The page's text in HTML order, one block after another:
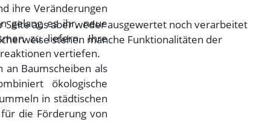
ihre Veränderungen
gelang es ihr, neue
zu liefern. Ihre
vertiefen.
an Baumscheiben als
ökologische
in städtischen
die Förderung von
Seite aus aber weder ausgewertet noch verarbeitet
stehen manche Funktionalitäten der